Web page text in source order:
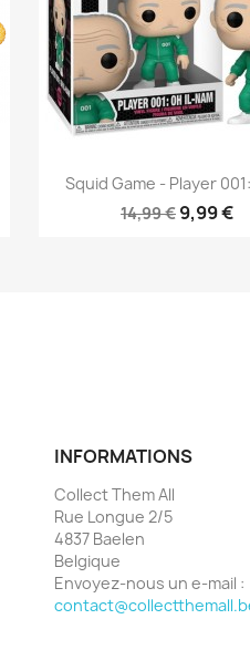
Squid Game - Player
14,99 € 9,99 €
Aperçu rapide
INFORMATIONS
Collect Them All
Rue Longue 2/5
4837 Baelen
Belgique
Envoyez-nous un e-mail :